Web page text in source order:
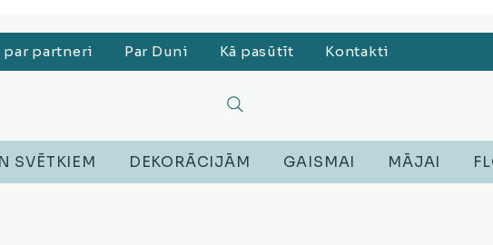
Putekļu sūcēji, Lego, Austiņas
par partneri Par Duni Kā pasūtīt Kontakti
SVĒTKIEM DEKORĀCIJĀM GAISMAI MĀJAI